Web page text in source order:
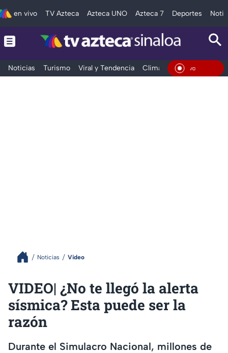
en vivo TV Azteca Azteca UNO Azteca 7 Deportes
Noticias Turismo Viral y Tendencia Clima Deportes En
Noticias Video
VIDEO| ¿No te llegó la alerta
sísmica? Esta puede ser la
razón
Durante el Simulacro Nacional, millones de